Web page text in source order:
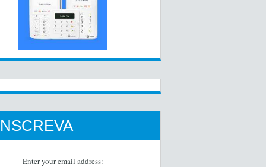
Enter your email address: